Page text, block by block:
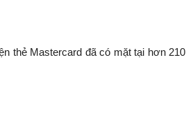
thẻ Mastercard đã có mặt tại hơn 210